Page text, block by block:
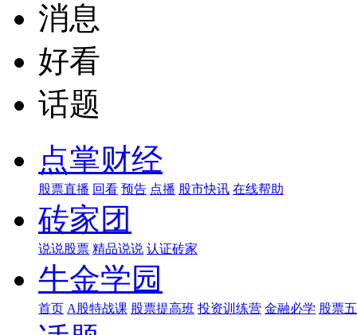
消息
好看
话题
点掌财经
股票直播 回看 预告 点播 股市快讯 在线帮助
砖家团
说说股票 精品说说 认证砖家
牛金学园
首页 A股特战课 股票提高班 投资训练营 金融必学 股票